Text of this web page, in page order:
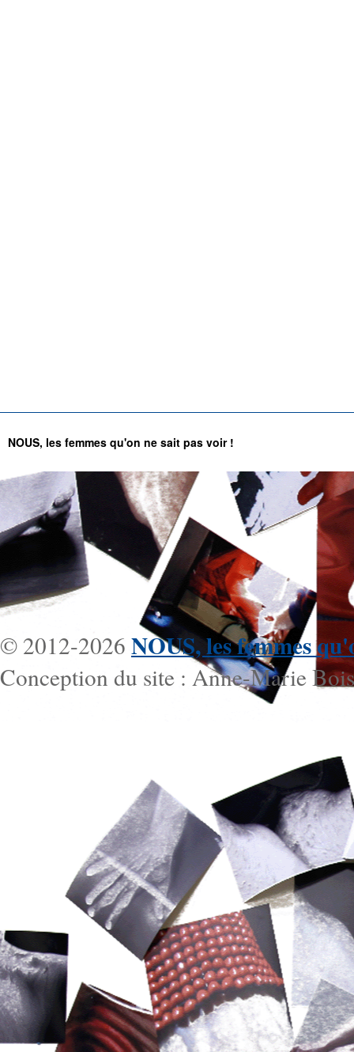
NOUS, les femmes qu'on ne sait pas voir !
© 2012-2026 NOUS, les femmes
Conception du site : Anne-Marie